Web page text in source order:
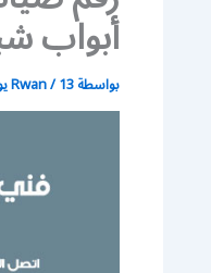
أبواب
بواسطة Rwan/13 يونيو، 2021